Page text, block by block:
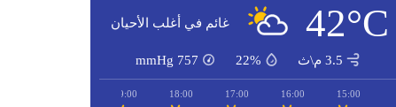
42°C غائم في أغلب الأحيان
3.5 م\ث 22%
757
mmHg
15:00
16:00
17:00
18:00
19:00